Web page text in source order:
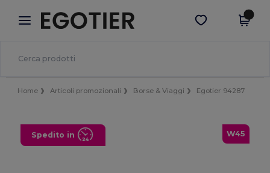
× App Egotier
Prezzi migliori sull'app!
Scarica app
Home Articoli promozionali Borse & Viaggi Egotier 94287
W45
Spedito in